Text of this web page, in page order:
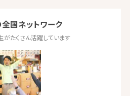
国ネットワーク
がたくさん活躍しています